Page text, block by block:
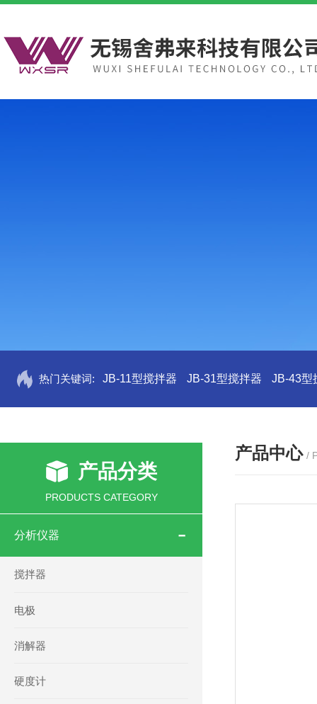
热门关键词: JB-11型搅拌器 JB-31型搅拌器 JB-43型
产品分类
PRODUCTS CATEGORY
分析仪器
搅拌器
电极
消解器
硬度计
产品中心 /